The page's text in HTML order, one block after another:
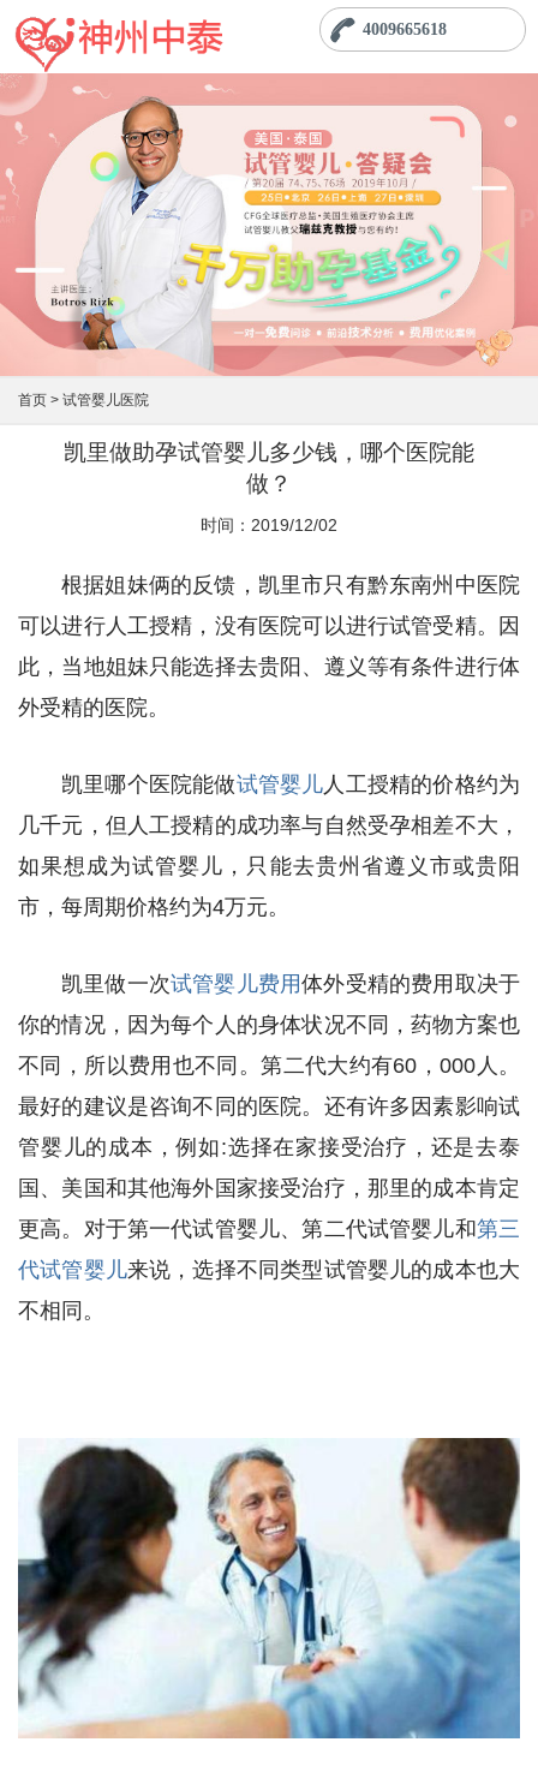
4009665618
首页 > 试管婴儿医院
凯里做助孕试管婴儿多少钱，哪个医院能
做？
时间：2019/12/02
根据姐妹俩的反馈，凯里市只有黔东南州中医院
可以进行人工授精，没有医院可以进行试管受精。因
此，当地姐妹只能选择去贵阳、遵义等有条件进行体
外受精的医院。
凯里哪个医院能做试管婴儿人工授精的价格约为
几千元，但人工授精的成功率与自然受孕相差不大，
如果想成为试管婴儿，只能去贵州省遵义市或贵阳
市，每周期价格约为4万元。
凯里做一次试管婴儿费用体外受精的费用取决于
你的情况，因为每个人的身体状况不同，药物方案也
不同，所以费用也不同。第二代大约有60，000人。
最好的建议是咨询不同的医院。还有许多因素影响试
管婴儿的成本，例如:选择在家接受治疗，还是去泰
国、美国和其他海外国家接受治疗，那里的成本肯定
更高。对于第一代试管婴儿、第二代试管婴儿和第三
代试管婴儿来说，选择不同类型试管婴儿的成本也大
不相同。